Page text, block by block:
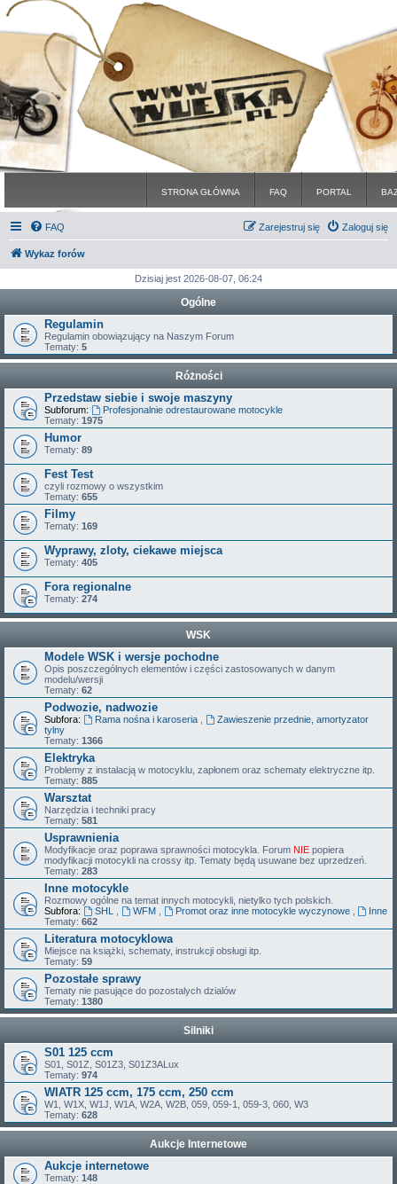
STRONA GŁÓWNA FAQ PORTAL
FAQ Zaloguj się
Zarejestruj się
Wykaz forów
Dzisiaj jest 2026-08-07, 06:24
Ogólne
Regulamin
Regulamin obowiązujący na Naszym Forum
Tematy: 5
Różności
Przedstaw siebie i swoje maszyny
Subforum:
Profesjonalnie odrestaurowane motocykle
Tematy: 1975
Humor
Tematy: 89
Fest Test
czyli rozmowy o wszystkim
Tematy: 655
Filmy
Tematy: 169
Wyprawy, zloty, ciekawe miejsca
Tematy: 405
Fora regionalne
Tematy: 274
WSK
Modele WSK i wersje pochodne
Opis poszczególnych elementów i części zastosowanych w danym
modelu/wersji
Tematy: 62
Podwozie, nadwozie
Subfora: Rama nośna i karoseria
Zawieszenie przednie, amortyzator
tylny
Tematy: 1366
Elektryka
Problemy z instalacją w motocyklu, zapłonem oraz schematy elektryczne itp.
Tematy: 885
Warsztat
Narzędzia i techniki pracy
Tematy: 581
Usprawnienia
Modyfikacje oraz poprawa sprawności motocykla. Forum NIE popiera
modyfikacji motocykli na crossy itp. Tematy będą usuwane bez uprzedzeń.
Tematy: 283
Inne motocykle
Rozmowy ogólne na temat innych motocykli, nietylko tych polskich.
Subfora:
SHL WFM Promot oraz inne motocykle wyczynowe
Inne
Tematy: 662
Literatura motocyklowa
Miejsce na książki, schematy, instrukcji obsługi itp.
Tematy: 59
Pozostałe sprawy
Tematy nie pasujące do pozostalych dzialów
Tematy: 1380
Silniki
S01 125 ccm
S01, S01Z, S01Z3, S01Z3ALux
Tematy: 974
WIATR 125 ccm, 175 ccm, 250 ccm
W1, W1X, W1J, W1A, W2A, W2B, 059, 059-1, 059-3, 060, W3
Tematy: 628
Aukcje Internetowe
Aukcje internetowe
Tematy: 148